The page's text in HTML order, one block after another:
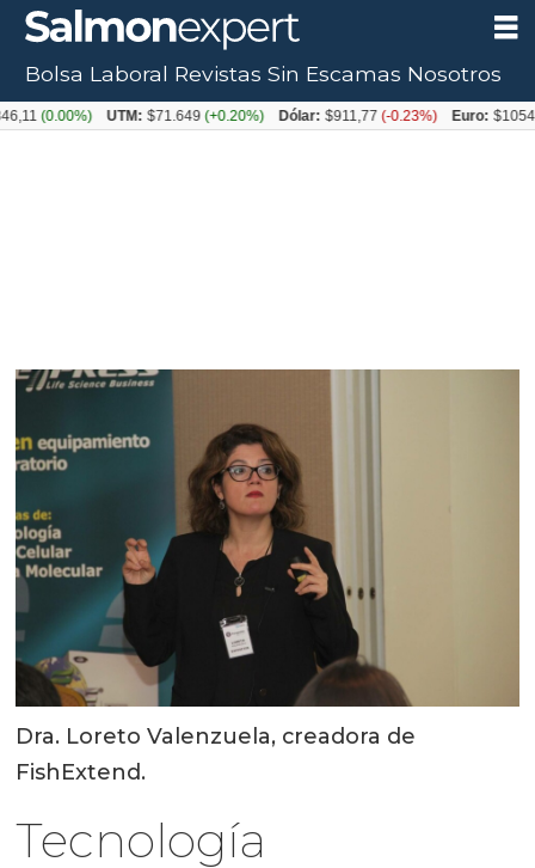
Dra. Loreto Valenzuela, creadora de
FishExtend.
Tecnología
Bolsa Laboral Revistas Sin Escamas Nosotros
UTM: $71.649 (+0.20%) Dólar: $911,77 (-0.23%) Euro: $1054,31